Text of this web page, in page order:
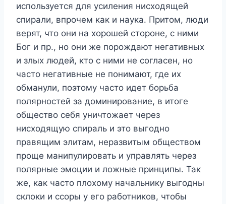
используется для усиления нисходящей
спирали, впрочем как и наука. Притом, люди
верят, что они на хорошей стороне, с ними
Бог и пр., но они же порождают негативных
и злых людей, кто с ними не согласен, но
часто негативные не понимают, где их
обманули, поэтому часто идет борьба
полярностей за доминирование, в итоге
общество себя уничтожает через
нисходящую спираль и это выгодно
правящим элитам, неразвитым обществом
проще манипулировать и управлять через
полярные эмоции и ложные принципы. Так
же, как часто плохому начальнику выгодны
склоки и ссоры у его работников, чтобы